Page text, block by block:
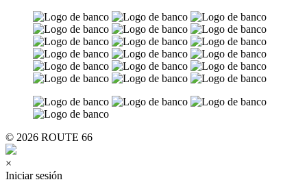
© 2026 ROUTE 66
×
Iniciar sesión